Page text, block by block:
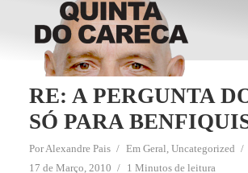
RE: A PERGUNTA
SÓ PARA
PorAlexandre Pais Em Geral, Uncategorized
17 de Março, 2010
1 Minutos de leitura